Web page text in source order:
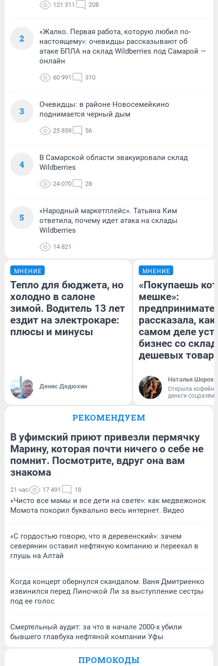
121 311 208
2
«Жалко. Первая работа, которую любил по-
настоящему»: очевидцы рассказывают об
атаке БПЛА на склад Wildberries под Самарой —
онлайн
60 991 310
3
Очевидцы: в районе Новосемейкино
поднимается черный дым
25 859 56
4
В Самарской области эвакуировали склад
Wildberries
24 070 28
5
«Народный маркетплейс». Татьяна Ким
ответила, почему идет атака на склады
Wildberries
14 821
МНЕНИЕ
Тепло для бюджета, но
холодно в салоне
зимой. Водитель 13 лет
ездит на электрокаре:
плюсы и минусы
Денис Дедюхин
МНЕНИЕ
«Покупаешь
мешке»:
рассказала, как
самом деле
бизнес со
дешевых
Наталья
Открыла
деньги
РЕКОМЕНДУЕМ
В уфимский приют привезли пермячку
Марину, которая почти ничего о себе не
помнит. Посмотрите, вдруг она вам
знакома
21 час 17 491 18
«Чисто все мамы и все дети на свете»: как медвежонок
Момота покорил буквально весь интернет. Видео
«С гордостью говорю, что я деревенский»: зачем
северянин оставил нефтяную компанию и переехал в
глушь на Алтай
Когда концерт обернулся скандалом. Ваня Дмитриенко
извинился перед Линочкой Ли за выступление сестры
под ее голос
Смертельный аудит: за что в начале 2000-х убили
бывшего главбуха нефтяной компании Уфы
ПРОМОКОДЫ